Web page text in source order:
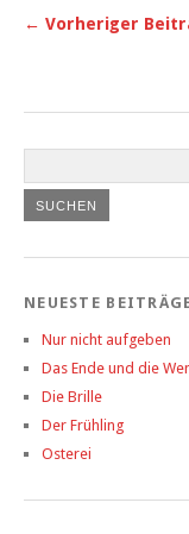
← Vorheriger
NEUESTE
Nur nicht aufgeben
Das Ende und die
Die Brille
Der Frühling
Osterei